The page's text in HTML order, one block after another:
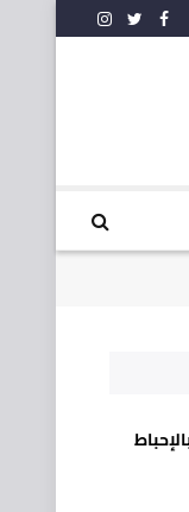
فيسبوك
تويترالانستغرام